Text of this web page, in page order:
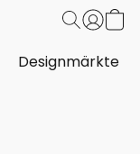
Designmärkte